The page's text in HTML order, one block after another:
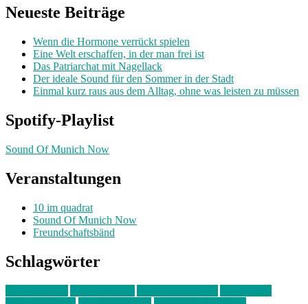
Neueste Beiträge
Wenn die Hormone verrückt spielen
Eine Welt erschaffen, in der man frei ist
Das Patriarchat mit Nagellack
Der ideale Sound für den Sommer in der Stadt
Einmal kurz raus aus dem Alltag, ohne was leisten zu müssen
Spotify-Playlist
Sound Of Munich Now
Veranstaltungen
10 im quadrat
Sound Of Munich Now
Freundschaftsbänd
Schlagwörter